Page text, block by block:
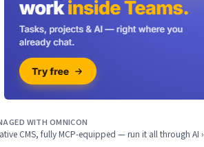
WITH OMNICON
CMS, fully MCP-equipped — run it all through AI ›